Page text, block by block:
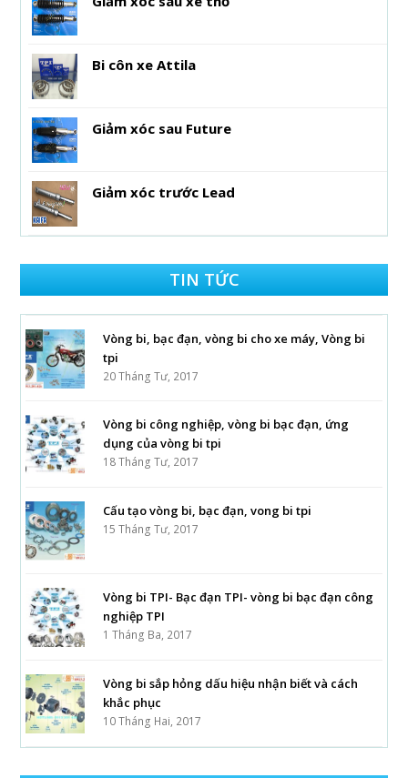
Bi côn xe Attila
Giảm xóc sau Future
Giảm xóc trước Lead
TIN TỨC
Vòng bi, bạc đạn, vòng bi cho xe máy, Vòng bi
tpi
20 Tháng Tư, 2017
Vòng bi công nghiệp, vòng bi bạc đạn, ứng
dụng của vòng bi tpi
18 Tháng Tư, 2017
Cấu tạo vòng bi, bạc đạn, vong bi tpi
15 Tháng Tư, 2017
Vòng bi TPI- Bạc đạn TPI- vòng bi bạc đạn công
nghiệp TPI
1 Tháng Ba, 2017
Vòng bi sắp hỏng dấu hiệu nhận biết và cách
khắc phục
10 Tháng Hai, 2017